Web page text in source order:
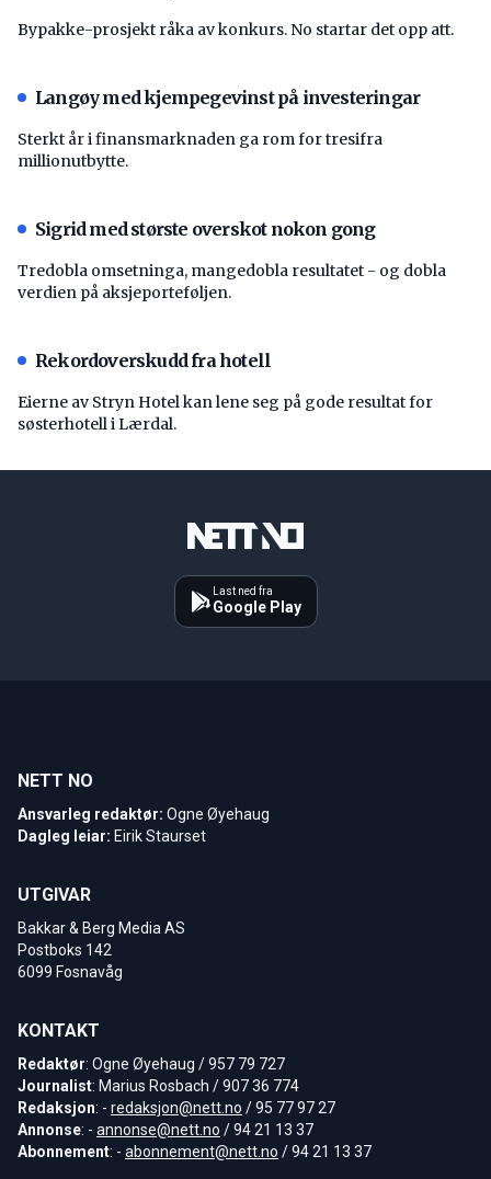
Bypakke-prosjekt råka av konkurs. No startar det opp att.
Langøy med kjempegevinst på investeringar
Sterkt år i finansmarknaden ga rom for tresifra
millionutbytte.
Sigrid med største overskot nokon gong
Tredobla omsetninga, mangedobla resultatet - og dobla
verdien på aksjeporteføljen.
Rekordoverskudd fra hotell
Eierne av Stryn Hotel kan lene seg på gode resultat for
søsterhotell i Lærdal.
Last ned fra
Google Play
NETT NO
Ansvarleg redaktør: Ogne Øyehaug
Dagleg leiar: Eirik Staurset
UTGIVAR
Bakkar & Berg Media AS
Postboks 142
6099 Fosnavåg
KONTAKT
Redaktør: Ogne Øyehaug / 957 79 727
Journalist: Marius Rosbach / 907 36 774
Redaksjon: - redaksjon@nett.no / 95 77 97 27
Annonse: - annonse@nett.no / 94 21 13 37
Abonnement: - abonnement@nett.no / 94 21 13 37